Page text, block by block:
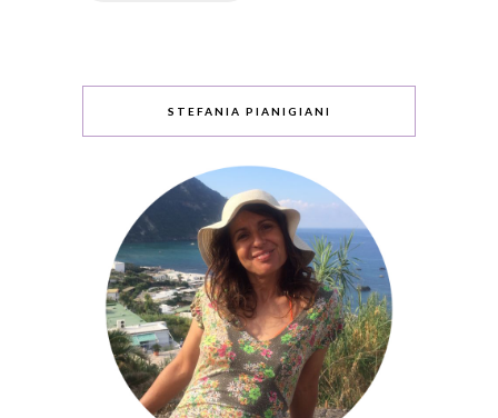
STEFANIA PIANIGIANI